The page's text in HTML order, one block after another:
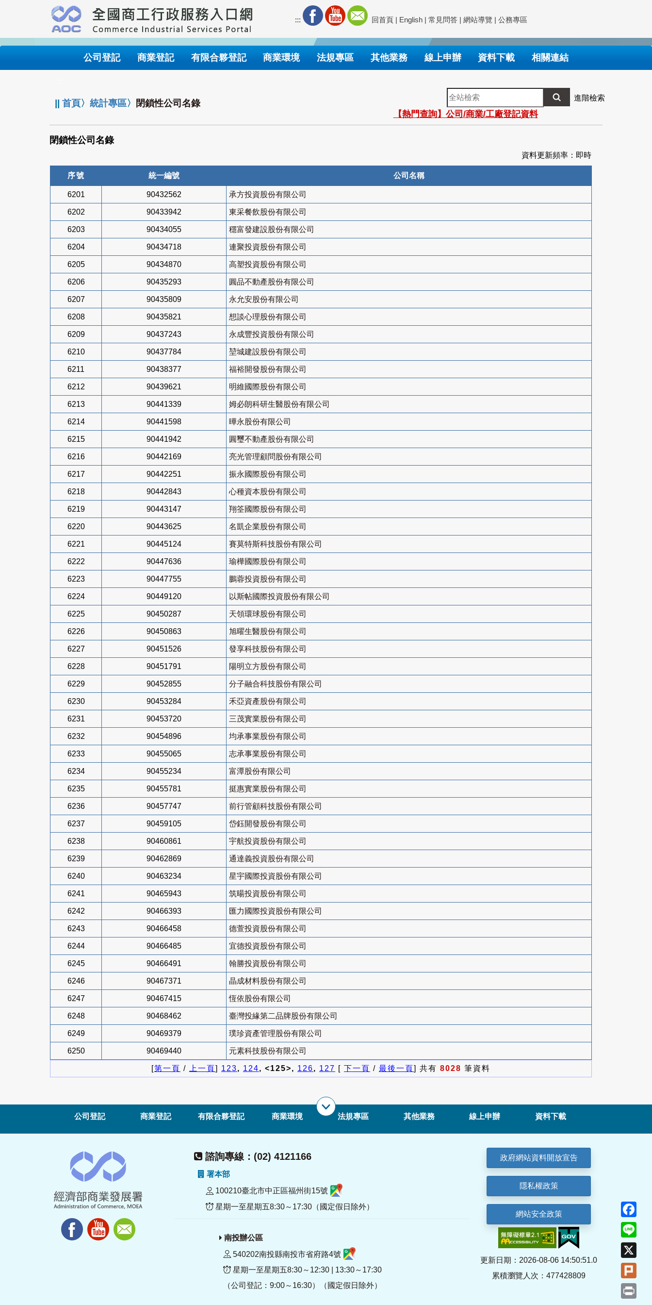
要
內
::: 回首頁 | English | 常見問答 | 網站導覽 | 公務專區
公司登記 商業登記 有限合夥登記 商業環境 法規專區 其他業務 線上申辦 資料下載 相關連結
||首頁〉統計專區〉 閉鎖性公司名錄
全
站
檢
索
進階檢索
【熱門查詢】公司/商業/工廠登記資料
閉鎖性公司名錄
資料更新頻率：即時
序號 統一編號 公司名稱
6201 90432562 承方投資股份有限公司
6202 90433942 東采餐飲股份有限公司
6203 90434055 穩富發建設股份有限公司
6204 90434718 連聚投資股份有限公司
6205 90434870 高塑投資股份有限公司
6206 90435293 圓品不動產股份有限公司
6207 90435809 永允安股份有限公司
6208 90435821 想談心理股份有限公司
6209 90437243 永成豐投資股份有限公司
6210 90437784 堃城建設股份有限公司
6211 90438377 福裕開發股份有限公司
6212 90439621 明維國際股份有限公司
6213 90441339 姆必朗科研生醫股份有限公司
6214 90441598 曄永股份有限公司
6215 90441942 圓璽不動產股份有限公司
6216 90442169 亮光管理顧問股份有限公司
6217 90442251 振永國際股份有限公司
6218 90442843 心種資本股份有限公司
6219 90443147 翔筌國際股份有限公司
6220 90443625 名凱企業股份有限公司
6221 90445124 賽莫特斯科技股份有限公司
6222 90447636 瑜樺國際股份有限公司
6223 90447755 鵬蓉投資股份有限公司
6224 90449120 以斯帖國際投資股份有限公司
6225 90450287 天領環球股份有限公司
6226 90450863 旭曜生醫股份有限公司
6227 90451526 發享科技股份有限公司
6228 90451791 陽明立方股份有限公司
6229 90452855 分子融合科技股份有限公司
6230 90453284 禾亞資產股份有限公司
6231 90453720 三茂實業股份有限公司
6232 90454896 均承事業股份有限公司
6233 90455065 志承事業股份有限公司
6234 90455234 富潭股份有限公司
6235 90455781 挺惠實業股份有限公司
6236 90457747 前行管顧科技股份有限公司
6237 90459105 岱鈺開發股份有限公司
6238 90460861 宇航投資股份有限公司
6239 90462869 通達義投資股份有限公司
6240 90463234 星宇國際投資股份有限公司
6241 90465943 筑暘投資股份有限公司
6242 90466393 匯力國際投資股份有限公司
6243 90466458 德萱投資股份有限公司
6244 90466485 宜德投資股份有限公司
6245 90466491 翰勝投資股份有限公司
6246 90467371 晶成材料股份有限公司
6247 90467415 恆依股份有限公司
6248 90468462 臺灣投緣第二品牌股份有限公司
6249 90469379 璞珍資產管理股份有限公司
6250 90469440 元素科技股份有限公司
[第一頁 / 上一頁] 123, 124, <125>, 126, 127 [ 下一頁 / 最後一頁] 共有 8028 筆資料
公司登記 商業登記 有限合夥登記 商業環境 法規專區 其他業務 線上申辦 資料下載
諮詢專線：(02) 4121166
署本部
100210臺北市中正區福州街15號
星期一至星期五8:30～17:30（國定假日除外）
南投辦公區
540202南投縣南投市省府路4號
星期一至星期五8:30～12:30 | 13:30～17:30
（公司登記：9:00～16:30）（國定假日除外）
政府網站資料開放宣告
隱私權政策
網站安全政策
更新日期：2026-08-06 14:50:51.0
累積瀏覽人次：477428809